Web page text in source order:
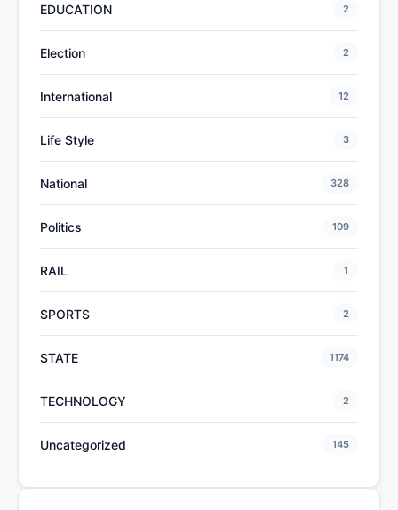
EDUCATION 2
Election 2
International 12
Life Style 3
National 328
Politics 109
RAIL 1
SPORTS 2
STATE 1174
TECHNOLOGY 2
Uncategorized 145